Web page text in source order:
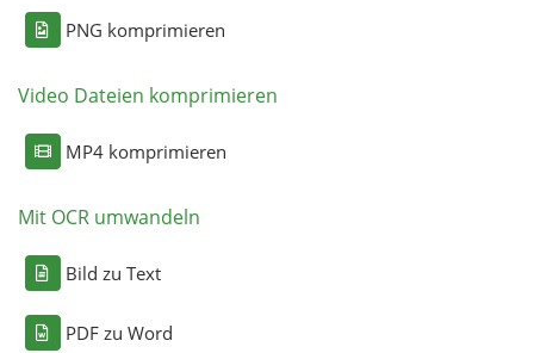
PNG komprimieren
Video Dateien komprimieren
MP4 komprimieren
Mit OCR umwandeln
Bild zu Text
PDF zu Word